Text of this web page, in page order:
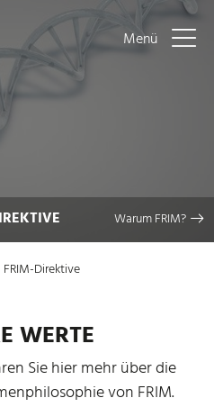
Menü
Warum FRIM?
FRIM-Direktive
WERTE
Sie hier mehr über die
von FRIM.